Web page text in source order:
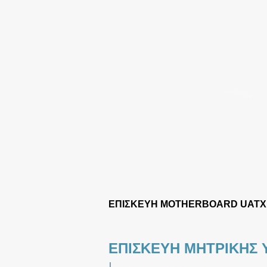
ΕΠΙΣΚΕΥΗ MOTHERBOARD UATX
ΕΠΙΣΚΕΥΗ ΜΗΤΡΙΚΗΣ